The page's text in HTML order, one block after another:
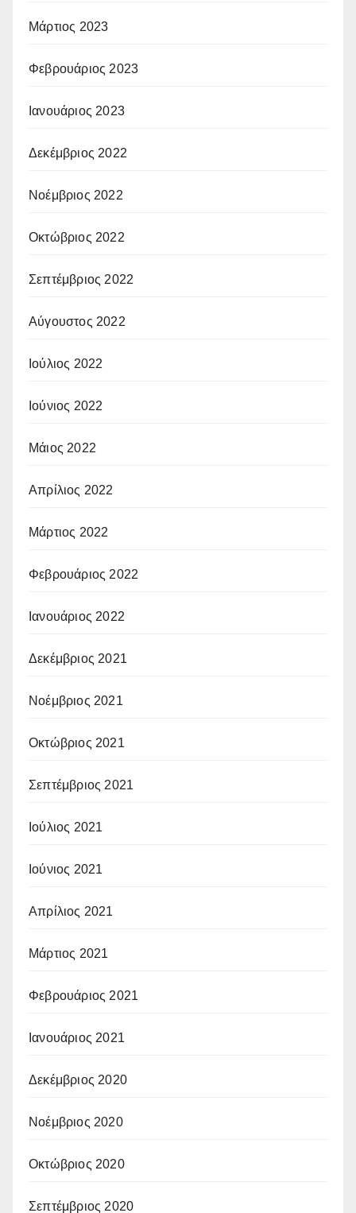
Μάρτιος 2023
Φεβρουάριος 2023
Ιανουάριος 2023
Δεκέμβριος 2022
Νοέμβριος 2022
Οκτώβριος 2022
Σεπτέμβριος 2022
Αύγουστος 2022
Ιούλιος 2022
Ιούνιος 2022
Μάιος 2022
Απρίλιος 2022
Μάρτιος 2022
Φεβρουάριος 2022
Ιανουάριος 2022
Δεκέμβριος 2021
Νοέμβριος 2021
Οκτώβριος 2021
Σεπτέμβριος 2021
Ιούλιος 2021
Ιούνιος 2021
Απρίλιος 2021
Μάρτιος 2021
Φεβρουάριος 2021
Ιανουάριος 2021
Δεκέμβριος 2020
Νοέμβριος 2020
Οκτώβριος 2020
Σεπτέμβριος 2020